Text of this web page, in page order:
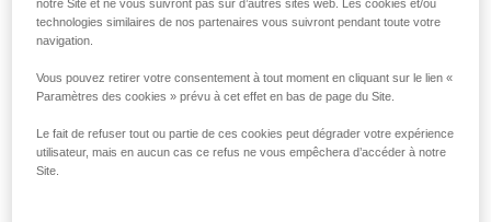
Alors, une fois sur le terrain, quels sont les réflexes à adopter
?
- En falaise,réalisez TOUJOURS un nœud en bout de
corde.
notre Site et ne vous suivront pas sur d’autres sites web. Les cookies et/ou
technologies similaires de nos partenaires vous suivront pendant toute votre
navigation.
Vous pouvez retirer votre consentement à tout moment en cliquant sur le lien «
Paramètres des cookies » prévu à cet effet en bas de page du Site.
Le fait de refuser tout ou partie de ces cookies peut dégrader votre expérience
utilisateur, mais en aucun cas ce refus ne vous empêchera d’accéder à notre
Site.